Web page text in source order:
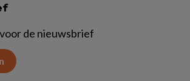
de nieuwsbrief